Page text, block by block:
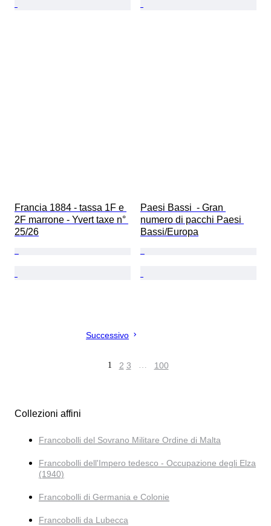
Francia 1884 - tassa 1F e
2F marrone - Yvert taxe n°
25/26
Paesi Bassi  - Gran
numero di pacchi Paesi
Bassi/Europa
Successivo
1 2 3 … 100
Collezioni affini
Francobolli del Sovrano Militare Ordine di Malta
Francobolli dell'Impero tedesco - Occupazione degli Elza
(1940)
Francobolli di Germania e Colonie
Francobolli da Lubecca